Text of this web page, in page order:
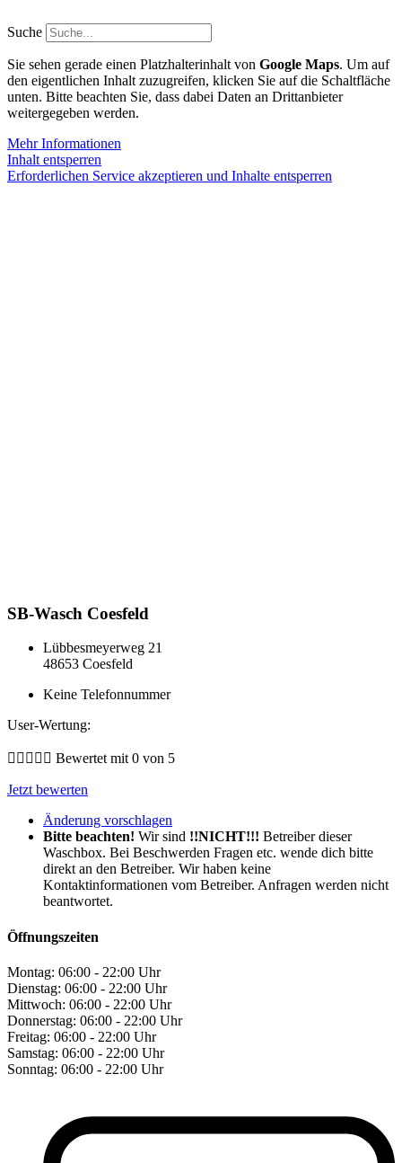
Inhalt
springen
Suche
Sie sehen gerade einen Platzhalterinhalt von Google Maps. Um auf
den eigentlichen Inhalt zuzugreifen, klicken Sie auf die Schaltfläche
unten. Bitte beachten Sie, dass dabei Daten an Drittanbieter
weitergegeben werden.
Mehr Informationen
Inhalt entsperren
Erforderlichen Service akzeptieren und Inhalte entsperren
SB-Wasch Coesfeld
Lübbesmeyerweg 21
48653 Coesfeld
Keine Telefonnummer
User-Wertung:
     Bewertet mit 0 von 5
Jetzt bewerten
Änderung vorschlagen
Bitte beachten! Wir sind !!NICHT!!! Betreiber dieser
Waschbox. Bei Beschwerden Fragen etc. wende dich bitte
direkt an den Betreiber. Wir haben keine
Kontaktinformationen vom Betreiber. Anfragen werden nicht
beantwortet.
Öffnungszeiten
Montag: 06:00 - 22:00 Uhr
Dienstag: 06:00 - 22:00 Uhr
Mittwoch: 06:00 - 22:00 Uhr
Donnerstag: 06:00 - 22:00 Uhr
Freitag: 06:00 - 22:00 Uhr
Samstag: 06:00 - 22:00 Uhr
Sonntag: 06:00 - 22:00 Uhr